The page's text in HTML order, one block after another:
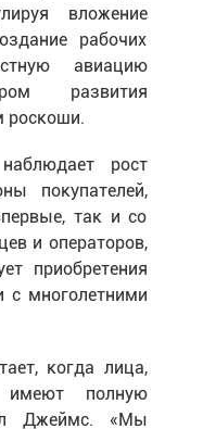
вложение
рабочих
авиацию
развития
роскоши.
рост
покупателей,
так и со
и операторов,
приобретения
с многолетними
когда лица,
имеют полную
Джеймс. «Мы